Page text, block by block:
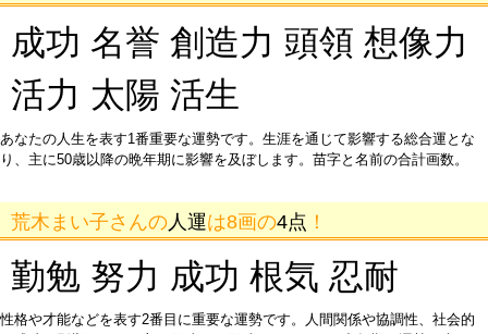
成功 名誉 創造力 頭領 想像力
活力 太陽 活生
あなたの人生を表す1番重要な運勢です。生涯を通じて影響する総合運とな
り、主に50歳以降の晩年期に影響を及ぼします。苗字と名前の合計画数。
荒木まい子さんの 人運は8画の4点 ！
勤勉 努力 成功 根気 忍耐
性格や才能などを表す2番目に重要な運勢です。人間関係や協調性、社会的